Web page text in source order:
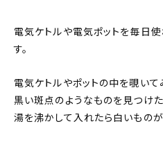
電気ケトルや電気ポットを毎日
す。
電気ケトルやポットの中を覗いて
黒い斑点のようなものを見つけ
湯を沸かして入れたら白いもの